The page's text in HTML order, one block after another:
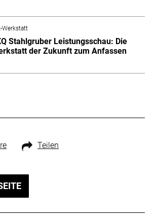
Werkstatt
Stahlgruber Leistungsschau: Die
der Zukunft zum Anfassen
Teilen